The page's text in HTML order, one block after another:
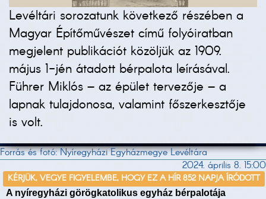
Levéltári sorozatunk következő részében a
Magyar Építőművészet című folyóiratban
megjelent publikációt közöljük az 1909.
május 1-jén átadott bérpalota leírásával.
Führer Miklós – az épület tervezője – a
lapnak tulajdonosa, valamint főszerkesztője
is volt.
Forrás és fotó: Nyíregyházi Egyházmegye Levéltára
2024. április 8. 15:00
KÉRJÜK, VEGYE FIGYELEMBE, HOGY EZ A HÍR 852 NAPJA ÍRÓDOTT
A nyíregyházi görögkatolikus egyház bérpalotája